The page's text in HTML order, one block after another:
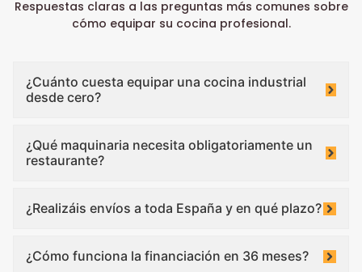
Respuestas claras a las preguntas más comunes sobre
cómo equipar su cocina profesional.
¿Cuánto cuesta equipar una cocina industrial
desde cero?
¿Qué maquinaria necesita obligatoriamente un
restaurante?
¿Realizáis envíos a toda España y en qué plazo?
¿Cómo funciona la financiación en 36 meses?